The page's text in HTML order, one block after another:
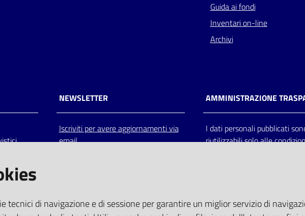
Guida ai fondi
Inventari on-line
Archivi
fax
NEWSLETTER
Iscriviti per avere aggiornamenti via
email
AMMINISTRAZIONE
I dati personali pubblicati
riutilizzabili solo alle
tecnici di navigazione e di sessione per garantire un miglior servizio di